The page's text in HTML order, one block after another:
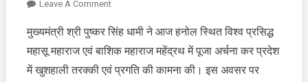
Leave A CommentOn
ने
महासू
महाराज
मुख्यमंत्री श्री पुष्कर सिंह धामी ने आज हनोल स्थित विश्व प्रसिद्ध
महासू महाराज एवं बाशिक महाराज महेंद्रथ में पूजा अर्चना कर प्रदेश
में खुशहाली तरक्की एवं प्रगति की कामना की। इस अवसर पर